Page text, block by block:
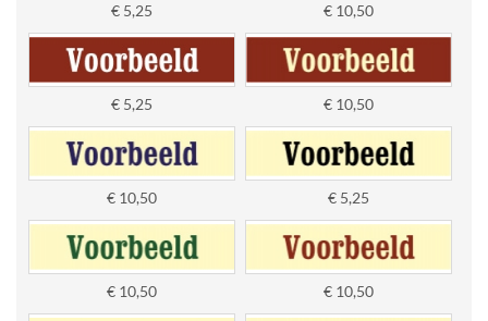
€ 5,25 € 10,50
€ 5,25 € 10,50
€ 10,50 € 5,25
€ 10,50 € 10,50